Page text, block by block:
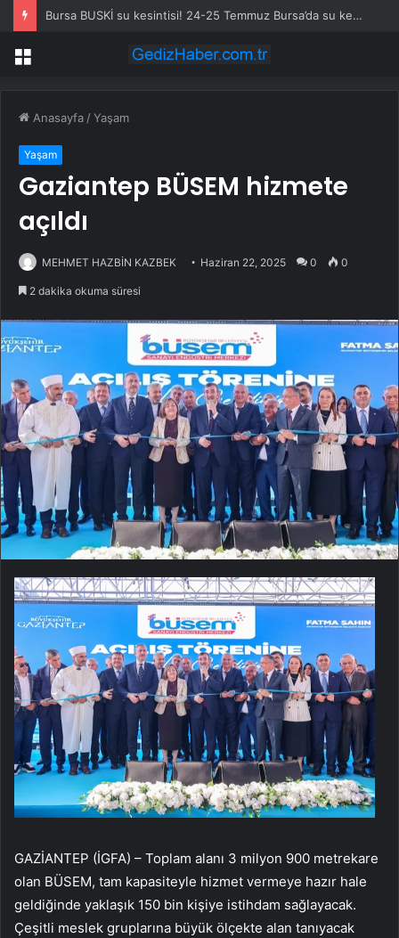
Bursa BUSKİ su kesintisi! 24-25 Temmuz Bursa’da su kesintisi ne zaman bitecek, sular ne zaman gelecek?
Menü
Anasayfa /Yaşam
Yaşam
Gaziantep BÜSEM hizmete
açıldı
MEHMET HAZBİN KAZBEK Haziran 22, 2025 0 0
2 dakika okuma süresi
GAZİANTEP (İGFA) – Toplam alanı 3 milyon 900 metrekare
olan BÜSEM, tam kapasiteyle hizmet vermeye hazır hale
geldiğinde yaklaşık 150 bin kişiye istihdam sağlayacak.
Çeşitli meslek gruplarına büyük ölçekte alan tanıyacak